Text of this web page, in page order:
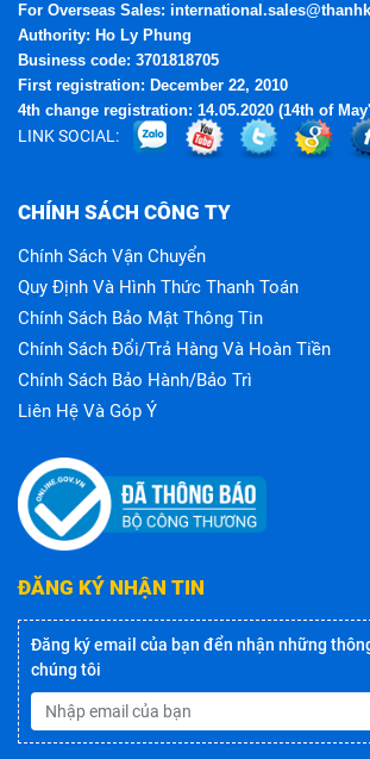
For Overseas Sales:
Authority: Ho Ly Phung
Business code: 3701818705
First registration: December 22, 2010
4th change registration: 14.05.2020 (14th of
LINK SOCIAL:
CHÍNH SÁCH CÔNG TY
Chính Sách Vận Chuyển
Quy Định Và Hình Thức Thanh Toán
Chính Sách Bảo Mật Thông Tin
Chính Sách Đổi/trả Hàng Và Hoàn Tiền
Chính Sách Bảo Hành/bảo Trì
Liên Hệ Và Góp Ý
ĐĂNG KÝ NHẬN TIN
Đăng ký email của bạn đển nhận những
chúng tôi